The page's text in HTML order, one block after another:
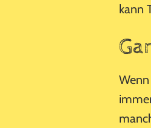
kann